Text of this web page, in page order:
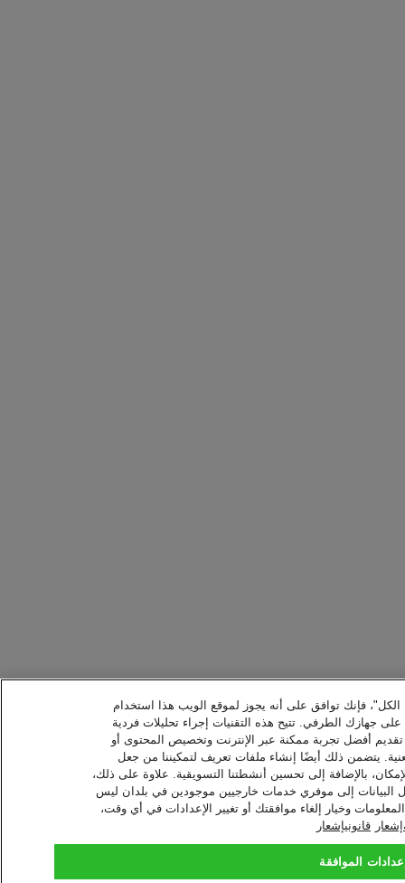
الكل"، فإنك توافق على أنه يجوز لموقع الويب هذا استخدام
على جهازك الطرفي. تتيح هذه التقنيات إجراء تحليلات فردية
تقديم أفضل تجربة ممكنة عبر الإنترنت وتخصيص المحتوى أو
يتضمن ذلك أيضًا إنشاء ملفات تعريف لتمكيننا من جعل
بالإضافة إلى تحسين أنشطتنا التسويقية. علاوة على ذلك،
البيانات إلى موفري خدمات خارجيين موجودين في بلدان ليس
وخيار إلغاء موافقتك أو تغيير الإعدادات في أي وقت،
قانونيإشعار
الموافقة